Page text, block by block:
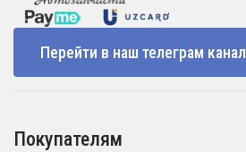
Перейти в наш телеграм канал
Покупателям